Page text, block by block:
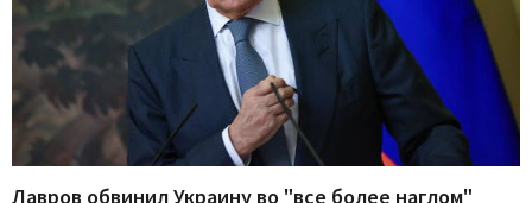
Лавров обвинил Украину во "все более наглом"